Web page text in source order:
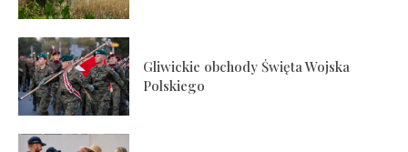
Gliwickie obchody Święta Wojska
Polskiego